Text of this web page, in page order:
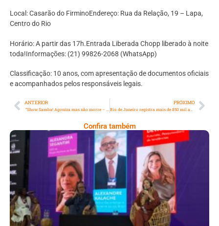
Local: Casarão do FirminoEndereço: Rua da Relação, 19 – Lapa,
Centro do Rio
Horário: A partir das 17h.Entrada Liberada Chopp liberado à noite
toda!Informações: (21) 99826-2068 (WhatsApp)
Classificação: 10 anos, com apresentação de documentos oficiais
e acompanhados pelos responsáveis legais.
ANTERIOR PRÓXIMO
Confira também
Longevidade, Inclusão E Futuro Marcam
Rio Innovation Week